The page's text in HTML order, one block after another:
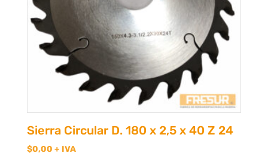
Sierra Circular D. 180 x 2,5 x 40 Z 24
$0,00 + IVA